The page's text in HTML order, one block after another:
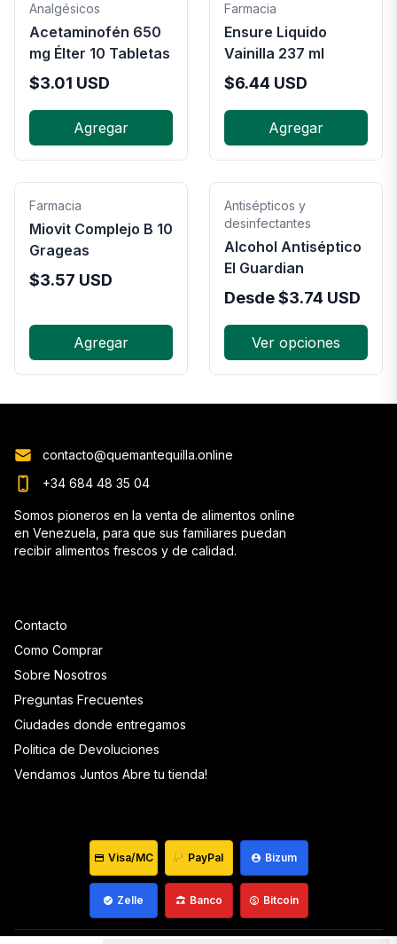
Analgésicos
Acetaminofén 650
mg Élter 10 Tabletas
$3.01 USD
Agregar
Farmacia
Ensure Liquido
Vainilla 237 ml
$6.44 USD
Agregar
Farmacia
Miovit Complejo B 10
Grageas
$3.57 USD
Agregar
Antisépticos y
desinfectantes
Alcohol Antiséptico
El Guardian
Desde$3.74 USD
Ver opciones
Contacto
Como Comprar
Sobre Nosotros
Preguntas Frecuentes
Ciudades donde entregamos
Politica de Devoluciones
Vendamos Juntos Abre tu tienda!
contacto@quemantequilla.online
+34 684 48 35 04
Somos pioneros en la venta de alimentos online
en Venezuela, para que sus familiares puedan
recibir alimentos frescos y de calidad.
Visa/MC PayPal Bizum
Zelle Banco Bitcoin